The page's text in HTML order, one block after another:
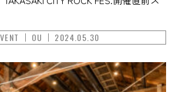
OU 2024.05.30